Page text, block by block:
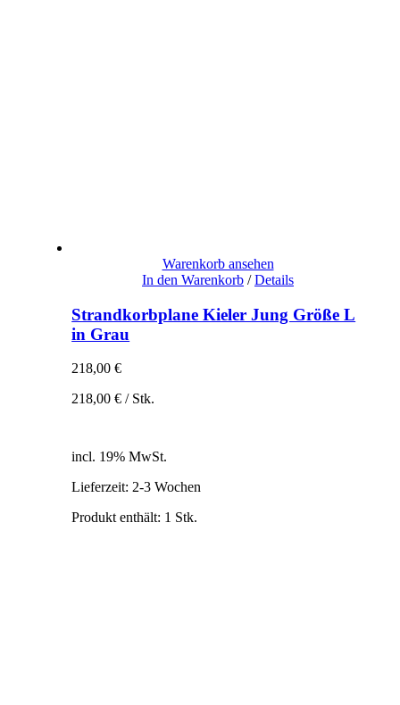
Warenkorb ansehen
In den Warenkorb / Details
Strandkorbplane Kieler Jung Größe L
in Grau
218,00€
218,00€ / Stk.
incl. 19% MwSt.
Lieferzeit:2-3 Wochen
Produkt enthält: 1 Stk.